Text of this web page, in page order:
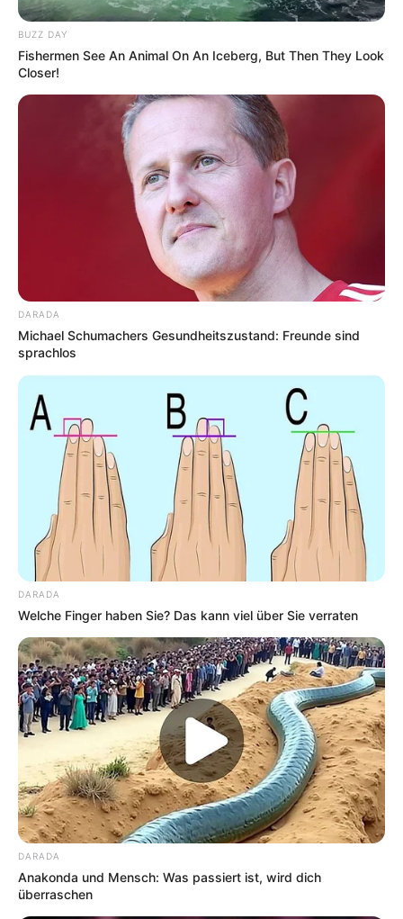
BUZZ DAY
Fishermen See An Animal On An Iceberg, But Then They Look
Closer!
DARADA
Michael Schumachers Gesundheitszustand: Freunde sind
sprachlos
DARADA
Welche Finger haben Sie? Das kann viel über Sie verraten
DARADA
Anakonda und Mensch: Was passiert ist, wird dich
überraschen